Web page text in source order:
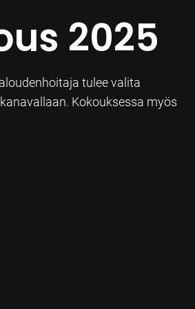
2025
tulee valita
Kokouksessa myös